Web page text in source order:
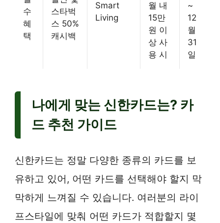
수
혜
택
스타벅
스 50%
캐시백
Smart
Living
월 내
15만
원 이
상 사
용 시
~
12
월
31
일
나에게 맞는 신한카드는? 카
드 추천 가이드
신한카드는 정말 다양한 종류의 카드를 보
유하고 있어, 어떤 카드를 선택해야 할지 막
막하게 느껴질 수 있습니다. 여러분의 라이
프스타일에 맞춰 어떤 카드가 적합할지 몇